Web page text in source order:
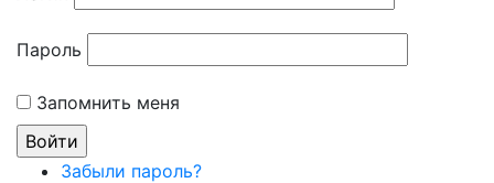
Пароль
Запомнить меня
Забыли пароль?